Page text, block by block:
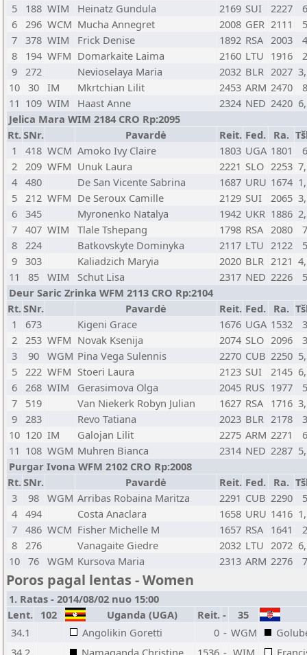
5
188 WIM Heinatz Gundula 2169 SUI 2227
6
296 WCM Mucha Annegret 2008 GER 2111
7
378 WIM Frick Denise 1892 RSA 2003
8
194 WFM Domarkaite Laima 2160 LTU 1916
9
272 Nevioselaya Maria 2032 BLR 2027
10
30 IM Mkrtchian Lilit 2453 ARM 2470
11 109 WIM Haast Anne 2324 NED 2420
Jelica Mara WIM 2184 CRO Rp:2095
Rt.SNr. Pavardė Reit. Fed. Ra.
1
418 WCM Amoko Ivy Claire 1803 UGA 1801
2
209 WFM Unuk Laura 2221 SLO 2253
4
480 De San Vicente Sabrina 1687 URU 1674
5
212 WFM De Seroux Camille 2129 SUI 2065
6
345 Myronenko Natalya 1942 UKR 1886
7
407 WIM Tlale Tshepang 1798 RSA 2080
8
224 Batkovskyte Dominyka 2117 LTU 2122
9
303 Kaliadzich Maryia 2020 BLR 2121
11
85 WIM Schut Lisa 2317 NED 2226
Deur Saric Zrinka WFM 2113 CRO Rp:2104
Rt.SNr. Pavardė Reit. Fed. Ra.
1
673 Kigeni Grace 1676 UGA 1532
2
253 WFM Novak Ksenija 2074 SLO 2096
3
90 WGM Pina Vega Sulennis 2270 CUB 2250
5
222 WFM Stoeri Laura 2123 SUI 2145
6
268 WIM Gerasimova Olga 2045 RUS 1977
7
519 Van Niekerk Robyn Julian 1627 RSA 1716
9
283 Revo Tatiana 2023 BLR 2178
10 120 IM Galojan Lilit 2275 ARM 2271
11 108 WGM Muhren Bianca 2314 NED 2287
Purgar Ivona WFM 2102 CRO Rp:2008
Rt.SNr. Pavardė Reit. Fed. Ra.
3
98 WGM Arribas Robaina Maritza 2291 CUB 2290
4
494 Costa Anaclara 1658 URU 1416
7
486 WCM Fisher Michelle M 1657 RSA 1641
8
276 Vanagaite Giedre 2032 LTU 2072
10
76 WGM Kursova Maria 2313 ARM 2276
Poros pagal lentas - Women
1. Ratas - 2014/08/02 nuo 15:00
Lent. 102 Uganda (UGA) Reit. -
35
34.1
Angolikin Goretti 0 - WGM
34.2
Namaganda Christine 1536 - WIM